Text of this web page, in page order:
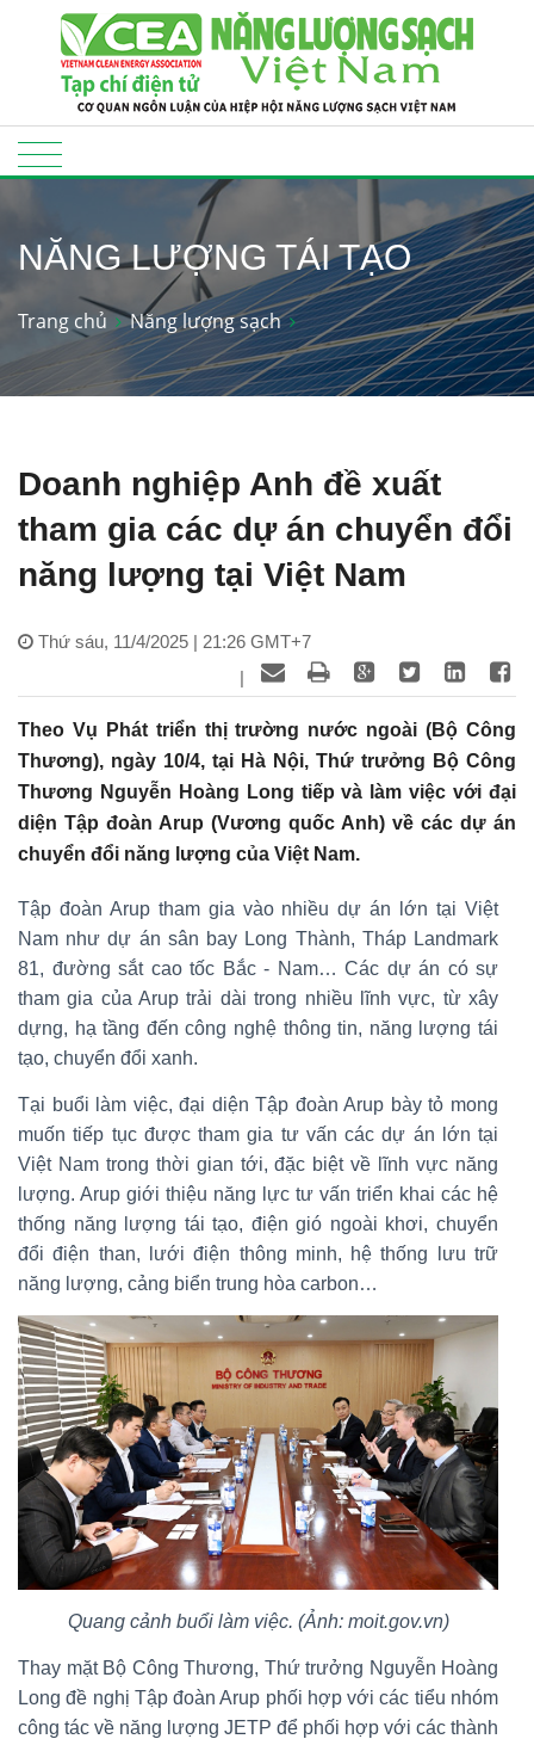
NĂNG LƯỢNG TÁI TẠO
Trang chủ Năng lượng sạch
Doanh nghiệp Anh đề xuất
tham gia các dự án chuyển đổi
năng lượng tại Việt Nam
Thứ sáu, 11/4/2025 | 21:26 GMT+7
|
Theo Vụ Phát triển thị trường nước ngoài (Bộ Công
Thương), ngày 10/4, tại Hà Nội, Thứ trưởng Bộ Công
Thương Nguyễn Hoàng Long tiếp và làm việc với đại
diện Tập đoàn Arup (Vương quốc Anh) về các dự án
chuyển đổi năng lượng của Việt Nam.
Tập đoàn Arup tham gia vào nhiều dự án lớn tại Việt
Nam như dự án sân bay Long Thành, Tháp Landmark
81, đường sắt cao tốc Bắc - Nam… Các dự án có sự
tham gia của Arup trải dài trong nhiều lĩnh vực, từ xây
dựng, hạ tầng đến công nghệ thông tin, năng lượng tái
tạo, chuyển đổi xanh.
Tại buổi làm việc, đại diện Tập đoàn Arup bày tỏ mong
muốn tiếp tục được tham gia tư vấn các dự án lớn tại
Việt Nam trong thời gian tới, đặc biệt về lĩnh vực năng
lượng. Arup giới thiệu năng lực tư vấn triển khai các hệ
thống năng lượng tái tạo, điện gió ngoài khơi, chuyển
đổi điện than, lưới điện thông minh, hệ thống lưu trữ
năng lượng, cảng biển trung hòa carbon…
Quang cảnh buổi làm việc. (Ảnh: moit.gov.vn)
Thay mặt Bộ Công Thương, Thứ trưởng Nguyễn Hoàng
Long đề nghị Tập đoàn Arup phối hợp với các tiểu nhóm
công tác về năng lượng JETP để phối hợp với các thành